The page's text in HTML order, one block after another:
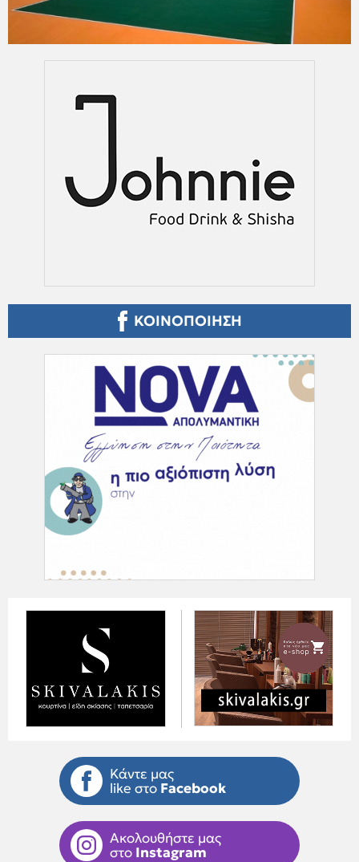
ΚΟΙΝΟΠΟΙΗΣΗ
Κάντε μας
like στο Facebook
Ακολουθήστε μας
στο Instagram